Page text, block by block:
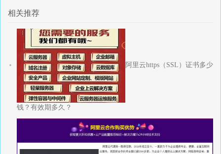
相关推荐
阿里云https（SSL）证书多少
钱？有效期多久？